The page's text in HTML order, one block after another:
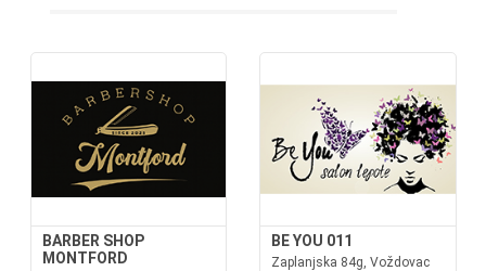
BARBER SHOP
MONTFORD
BE YOU 011
Zaplanjska 84g, Voždovac